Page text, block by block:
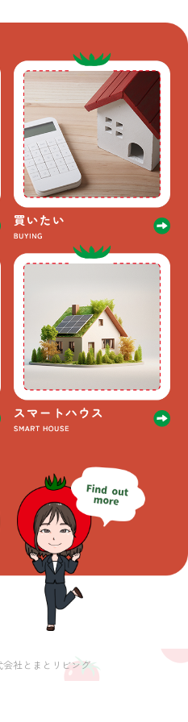
社とまとリビング